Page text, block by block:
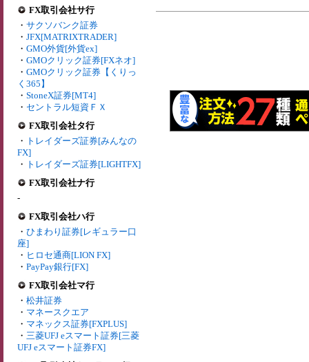
FX取引会社サ行
・ サクソバンク証券
・ JFX[MATRIXTRADER]
・ GMO外貨[外貨ex]
・ GMOクリック証券[FXネオ]
・ GMOクリック証券【くりっ
く365】
・ StoneX証券[MT4]
・ セントラル短資ＦＸ
FX取引会社タ行
・ トレイダーズ証券[みんなの
FX]
・ トレイダーズ証券[LIGHTFX]
FX取引会社ナ行
-
FX取引会社ハ行
・ ひまわり証券[レギュラー口
座]
・ ヒロセ通商[LION FX]
・ PayPay銀行[FX]
FX取引会社マ行
・ 松井証券
・ マネースクエア
・ マネックス証券[FXPLUS]
・ 三菱UFJ eスマート証券[三菱
UFJ eスマート証券FX]